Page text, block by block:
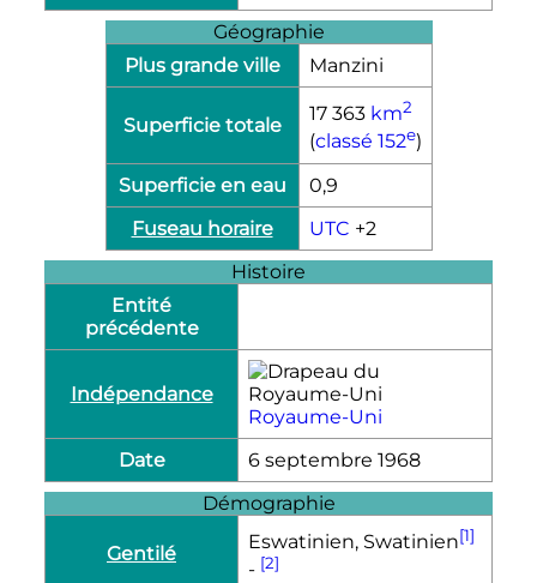
Géographie
Plus grande ville
Manzini
Superficie totale
17 363 km2
(classé 152e)
Superficie en eau
0,9
Fuseau horaire
UTC +2
Histoire
Entité
précédente
Indépendance
Royaume-Uni
Date
6 septembre 1968
Démographie
Gentilé
Eswatinien, Swatinien[1]
- [2]